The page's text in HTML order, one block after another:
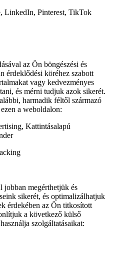
LinkedIn, Pinterest, TikTok
az Ön böngészési és
érdeklődési köréhez szabott
vagy kedvezményes
és mérni tudjuk azok sikerét.
harmadik féltől származó
a weboldalon:
Kattintásalapú
jobban megérthetjük és
sikerét, és optimalizálhatjuk
érdekében az Ön titkosított
a következő külső
szolgáltatásaikat: